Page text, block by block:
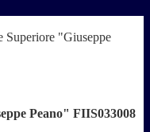
Superiore "Giuseppe
Peano" FIIS033008